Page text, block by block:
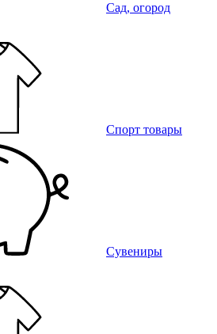
Сад, огород
Спорт товары
Сувениры